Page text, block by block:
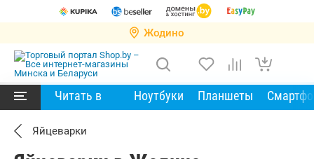
Жодино
Читать в Ноутбуки Планшеты
Яйцеварки